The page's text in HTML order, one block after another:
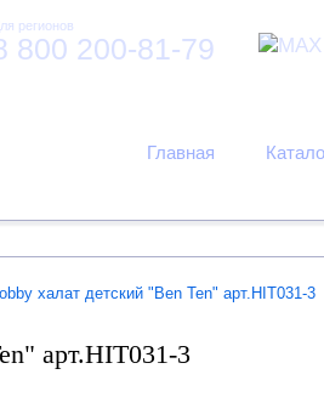
регионов
800 200-81-79
Главная
халат детский "Ben Ten" арт.HIT031-3
арт.HIT031-3